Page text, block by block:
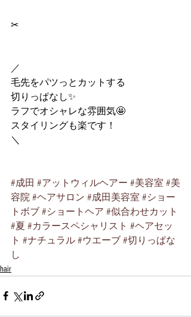
✂︎
／
毛先をパツっとカットする
切りっぱなし✨
ラフでオシャレな雰囲気🤩
スタイリングも楽です！
＼
#成田 #アットウィルヘアー #美容室 #美
容院 #ヘアサロン #成田美容室 #ショー
トボブ #ショートヘア #似合わせカット
#夏 #カラースペシャリスト #ヘアセッ
ト #ナチュラル #ウエーブ #切りっぱな
し
hair